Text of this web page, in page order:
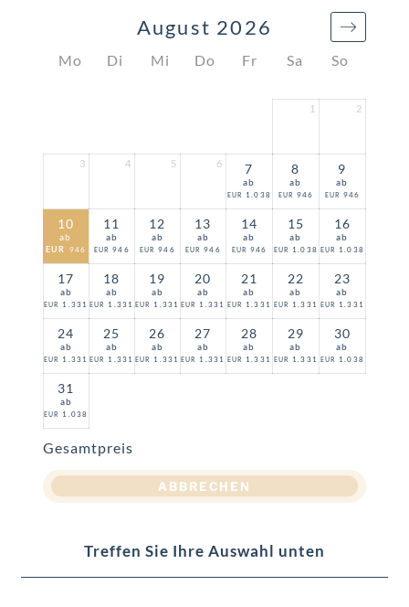
Mo Di Mi Do Fr Sa So
August 2026
1 2
3 4 5 6 7
ab
EUR 1.038
8
ab
EUR 946
9
ab
EUR 946
10
ab
EUR 946
11
ab
EUR 946
12
ab
EUR 946
13
ab
EUR 946
14
ab
EUR 946
15
ab
EUR 1.038
16
ab
EUR 1.038
17
ab
EUR 1.331
18
ab
EUR 1.331
19
ab
EUR 1.331
20
ab
EUR 1.331
21
ab
EUR 1.331
22
ab
EUR 1.331
23
ab
EUR 1.331
24
ab
EUR 1.331
25
ab
EUR 1.331
26
ab
EUR 1.331
27
ab
EUR 1.331
28
ab
EUR 1.331
29
ab
EUR 1.331
30
ab
EUR 1.038
31
ab
EUR 1.038
Gesamtpreis
ABBRECHEN
Treffen Sie Ihre Auswahl unten